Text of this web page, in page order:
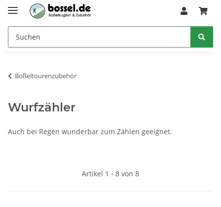
Boßeltourenzubehör
Wurfzähler
Auch bei Regen wunderbar zum Zählen geeignet.
Artikel 1 - 8 von 8